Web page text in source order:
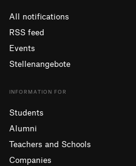
All notifications
RSS feed
Events
Stellenangebote
INFORMATION FOR
Students
Alumni
Teachers and Schools
Companies